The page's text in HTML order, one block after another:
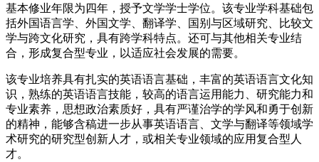
基本修业年限为四年，授予文学学士学位。该专业学科基础包
括外国语言学、外国文学、翻译学、国别与区域研究、比较文
学与跨文化研究，具有跨学科特点。还可与其他相关专业结
合，形成复合型专业，以适应社会发展的需要。
该专业培养具有扎实的英语语言基础，丰富的英语语言文化知
识，熟练的英语语言技能，较高的语言运用能力、研究能力和
专业素养，思想政治素质好，具有严谨治学的学风和勇于创新
的精神，能够含稿进一步从事英语语言、文学与翻译等领域学
术研究的研究型创新人才，或相关专业领域的应用复合型人
才。